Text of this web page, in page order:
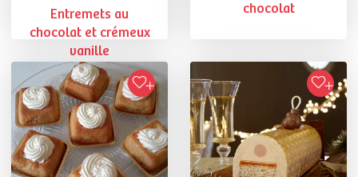
Entremets au
chocolat et crémeux
vanille
chocolat